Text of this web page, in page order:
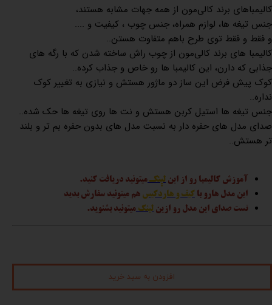
کالیمباهای برند کالی‌مون از همه جهات مشابه هستند،
جنس تیغه ها، لوازم همراه، جنس چوب ، کیفیت و ....
و فقط و فقط توی طرح باهم متفاوت هستن..
کالیمبا های برند کالی‌مون از چوب راش ساخته شدن که با رگه های
جذابی که دارن، این کالیمبا ها رو خاص و جذاب کرده..
کوک پیش فرض این ساز دو ماژور هستش و نیازی به تغییر کوک
نداره..
جنس تیغه ها استیل کربن هستش و نت ها روی تیغه ها حک شده..
صدای مدل های حفره دار به نسبت مدل های بدون حفره بم تر و بلند
تر هستش..
آموزش کالیمبا رو از اینلینکمیتونید دریافت کنید.
این مدل هارو باکیف و هاردکیس هم میتونید سفارش بدید
تست صدای این مدل رو ازینلینکمیتونید بشنوید.
افزودن به سبد خرید